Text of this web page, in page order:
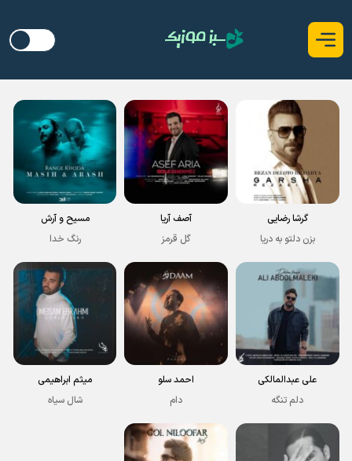
گرشا رضایی
بزن دلتو به دریا
آصف آریا
گل قرمز
مسیح و آرش
رنگ خدا
علی عبدالمالکی
دلم تنگه
احمد سلو
دام
میثم ابراهیمی
شال سیاه